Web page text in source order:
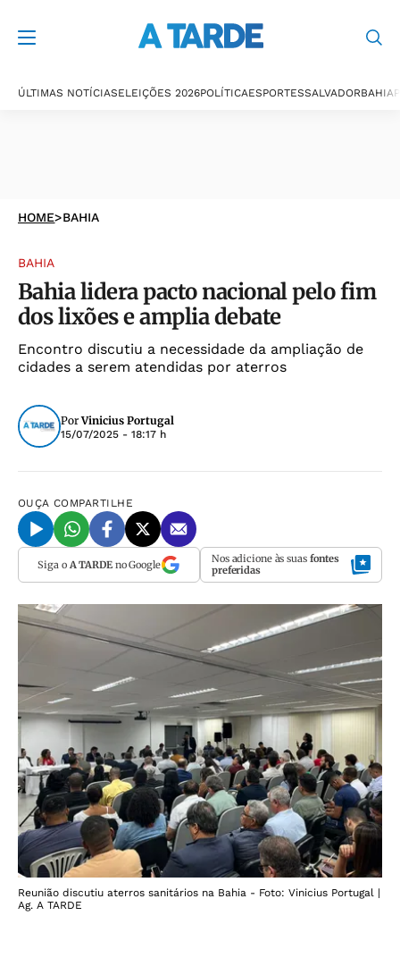
ÚLTIMAS NOTÍCIASELEIÇÕES 2026POLÍTICAESPORTESSALVADORBAHIA
HOME>BAHIA
BAHIA
Bahia lidera pacto nacional pelo fim
dos lixões e amplia debate
Encontro discutiu a necessidade da ampliação de
cidades a serem atendidas por aterros
PorVinicius Portugal
15/07/2025 - 18:17 h
OUÇA COMPARTILHE
Siga o A TARDEno Google Nos adicione às suas fontes
preferidas
Reunião discutiu aterros sanitários na Bahia - Foto: Vinicius Portugal |
Ag. A TARDE